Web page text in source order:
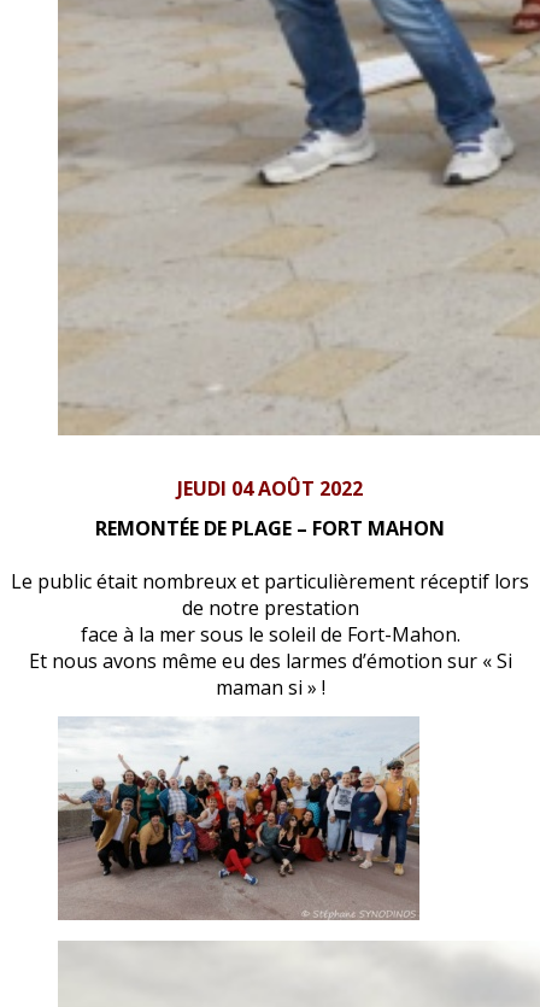
JEUDI 04 AOÛT 2022
REMONTÉE DE PLAGE – FORT MAHON
Le public était nombreux et particulièrement réceptif lors
de notre prestation
face à la mer sous le soleil de Fort-Mahon.
Et nous avons même eu des larmes d’émotion sur « Si
maman si » !